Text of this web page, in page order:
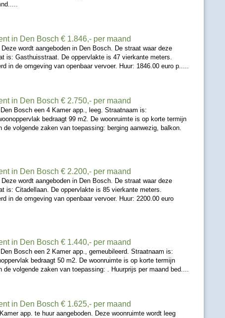
in Den Bosch € 1.846,- per maand
wordt aangeboden in Den Bosch. De straat waar deze
is: Gasthuisstraat. De oppervlakte is 47 vierkante meters.
in de omgeving van openbaar vervoer. Huur: 1846.00 euro p.....
in Den Bosch € 2.750,- per maand
Bosch een 4 Kamer app., leeg. Straatnaam is:
bedraagt 99 m2. De woonruimte is op korte termijn
de volgende zaken van toepassing: berging aanwezig, balkon.
in Den Bosch € 2.200,- per maand
wordt aangeboden in Den Bosch. De straat waar deze
is: Citadellaan. De oppervlakte is 85 vierkante meters.
in de omgeving van openbaar vervoer. Huur: 2200.00 euro
in Den Bosch € 1.440,- per maand
Bosch een 2 Kamer app., gemeubileerd. Straatnaam is:
bedraagt 50 m2. De woonruimte is op korte termijn
de volgende zaken van toepassing: . Huurprijs per maand bed....
in Den Bosch € 1.625,- per maand
app. te huur aangeboden. Deze woonruimte wordt leeg